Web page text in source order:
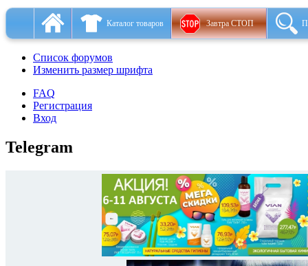
Каталог товаров Завтра СТОП
Список форумов
Изменить размер шрифта
FAQ
Регистрация
Вход
Telegram